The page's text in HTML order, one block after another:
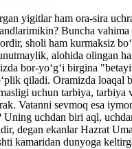
yigitlar ham ora-sira
Buncha
sholi ham kurmaksiz
alohida olingan
bor-yo‘g‘i birgina
qiladi. Oramizda loaqal
uchun tarbiya, tarbiya
Vatanni sevmoq esa
Uning uchdan biri aql,
degan ekanlar Hazrat
kamaridan dunyoga